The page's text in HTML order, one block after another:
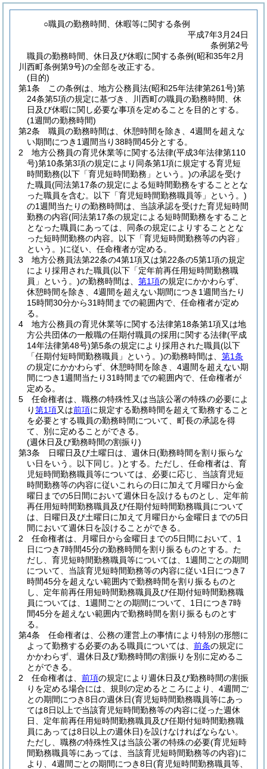
○職員の勤務時間、休暇等に関する条例
平成7年3月24日
条例第2号
職員の勤務時間、休日及び休暇に関する条例(昭和35年2月
川西町条例第9号)の全部を改正する。
(目的)
第1条
この条例は、地方公務員法(昭和25年法律第261号)第
24条第5項の規定に基づき、川西町の職員の勤務時間、休
日及び休暇に関し必要な事項を定めることを目的とする。
(1週間の勤務時間)
第2条
職員の勤務時間は、休憩時間を除き、4週間を超えな
い期間につき1週間当り38時間45分とする。
2
地方公務員の育児休業等に関する法律(平成3年法律第110
号)第10条第3項の規定により同条第1項に規定する育児短
時間勤務(以下「育児短時間勤務」という。)の承認を受け
た職員(同法第17条の規定による短時間勤務をすることとな
った職員を含む。以下「育児短時間勤務職員等」という。)
の1週間当たりの勤務時間は、当該承認を受けた育児短時間
勤務の内容(同法第17条の規定による短時間勤務をすること
となった職員にあっては、同条の規定によりすることとな
った短時間勤務の内容。以下「育児短時間勤務等の内容」
という。)に従い、任命権者が定める。
3
地方公務員法第22条の4第1項又は第22条の5第1項の規定
により採用された職員(以下「定年前再任用短時間勤務職
員」という。)の勤務時間は、 第1項の規定にかかわらず、
休憩時間を除き、4週間を超えない期間につき1週間当たり
15時間30分から31時間までの範囲内で、任命権者が定め
る。
4
地方公務員の育児休業等に関する法律第18条第1項又は地
方公共団体の一般職の任期付職員の採用に関する法律(平成
14年法律第48号)第5条の規定により採用された職員(以下
「任期付短時間勤務職員」という。)の勤務時間は、 第1条
の規定にかかわらず、休憩時間を除き、4週間を超えない期
間につき1週間当たり31時間までの範囲内で、任命権者が
定める。
5
任命権者は、職務の特殊性又は当該公署の特殊の必要によ
り第1項又は前項に規定する勤務時間を超えて勤務すること
を必要とする職員の勤務時間について、町長の承認を得
て、別に定めることができる。
(週休日及び勤務時間の割振り)
第3条
日曜日及び土曜日は、週休日(勤務時間を割り振らな
い日をいう。以下同じ。)とする。 ただし、任命権者は、育
児短時間勤務職員等については、必要に応じ、当該育児短
時間勤務等の内容に従いこれらの日に加えて月曜日から金
曜日までの5日間において週休日を設けるものとし、定年前
再任用短時間勤務職員及び任期付短時間勤務職員について
は、日曜日及び土曜日に加えて月曜日から金曜日までの5日
間において週休日を設けることができる。
2
任命権者は、月曜日から金曜日までの5日間において、1
日につき7時間45分の勤務時間を割り振るものとする。 た
だし、育児短時間勤務職員等については、1週間ごとの期間
について、当該育児短時間勤務等の内容に従い1日につき7
時間45分を超えない範囲内で勤務時間を割り振るものと
し、定年前再任用短時間勤務職員及び任期付短時間勤務職
員については、1週間ごとの期間について、1日につき7時
間45分を超えない範囲内で勤務時間を割り振るものとす
る。
第4条
任命権者は、公務の運営上の事情により特別の形態に
よって勤務する必要のある職員については、 前条の規定に
かかわらず、週休日及び勤務時間の割振りを別に定めるこ
とができる。
2
任命権者は、 前項の規定により週休日及び勤務時間の割振
りを定める場合には、規則の定めるところにより、4週間ご
との期間につき8日の週休日(育児短時間勤務職員等にあっ
ては8日以上で当該育児短時間勤務等の内容に従った週休
日、定年前再任用短時間勤務職員及び任期付短時間勤務職
員にあっては8日以上の週休日)を設けなければならない。
ただし、職務の特殊性又は当該公署の特殊の必要(育児短時
間勤務職員等にあっては、当該育児短時間勤務等の内容)に
より、4週間ごとの期間につき8日(育児短時間勤務職員等、